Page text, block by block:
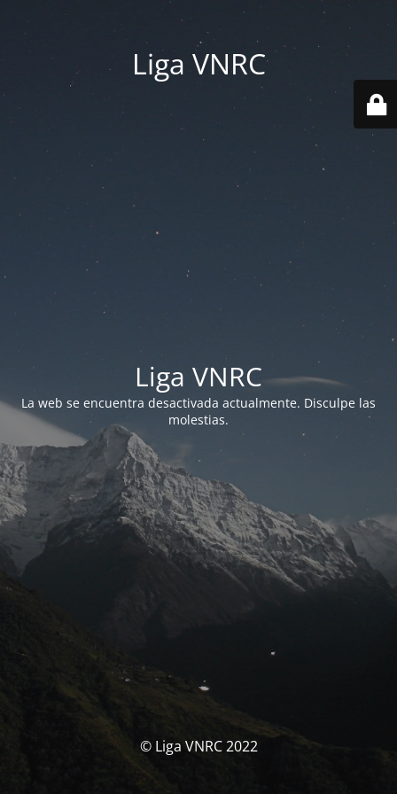
Liga VNRC
Liga VNRC
La web se encuentra desactivada actualmente. Disculpe las
molestias.
© Liga VNRC 2022